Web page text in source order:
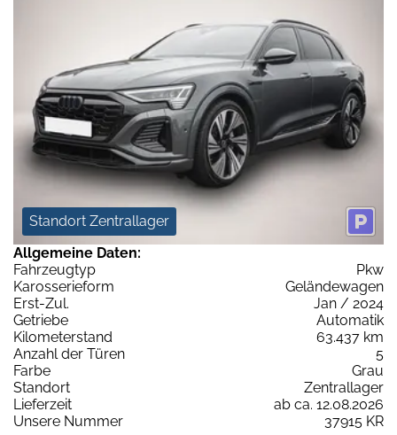
Standort Zentrallager
Allgemeine Daten:
Fahrzeugtyp
Pkw
Karosserieform
Geländewagen
Erst-Zul.
Jan / 2024
Getriebe
Automatik
Kilometerstand
63.437 km
Anzahl der Türen
5
Farbe
Grau
Standort
Zentrallager
Lieferzeit
ab ca. 12.08.2026
Unsere Nummer
37915 KR